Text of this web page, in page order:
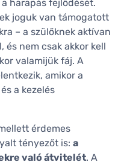
harapás fejlődését.
joguk van támogatott
– a szülőknek aktívan
és nem csak akkor kell
valamijük fáj. A
amikor a
a kezelés
érdemes
tényezőt is: a
való átvitelét. A